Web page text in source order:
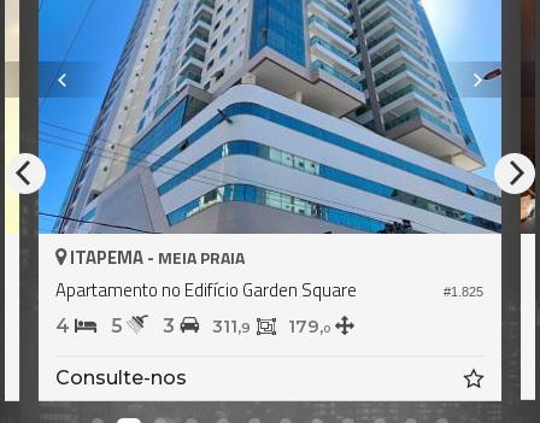
#1.825
MEIA PRAIA
no Edifício Garden Square
311, 9 179,
nos
Apartamento
Consulte-